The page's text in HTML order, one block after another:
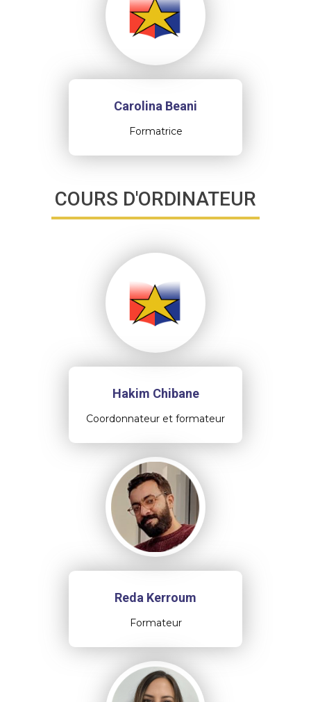
Carolina Beani
Formatrice
COURS D'ORDINATEUR
Hakim Chibane
Coordonnateur et formateur
Reda Kerroum
Formateur